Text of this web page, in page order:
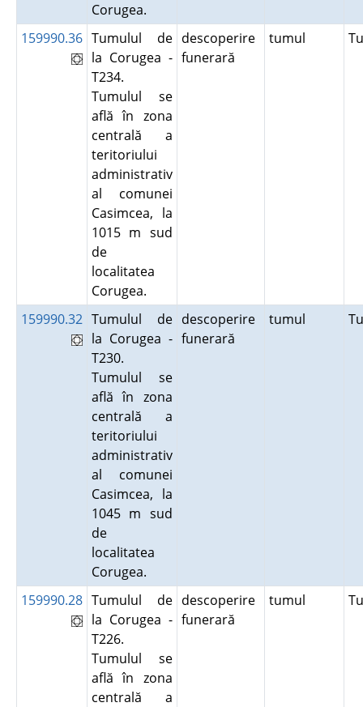
Corugea.
159990.36 Tumulul de
la Corugea -
T234.
Tumulul se
află în zona
centrală a
teritoriului
administrativ
al comunei
Casimcea, la
1015 m sud
de
localitatea
Corugea.
descoperire
funerară
tumul
159990.32 Tumulul de
la Corugea -
T230.
Tumulul se
află în zona
centrală a
teritoriului
administrativ
al comunei
Casimcea, la
1045 m sud
de
localitatea
Corugea.
descoperire
funerară
tumul
159990.28 Tumulul de
la Corugea -
T226.
Tumulul se
află în zona
centrală a
descoperire
funerară
tumul